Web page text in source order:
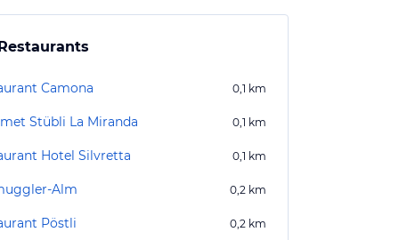
Camona 0,1 km
Stübli La Miranda 0,1 km
Hotel Silvretta 0,1 km
Alm 0,2 km
Pöstli 0,2 km